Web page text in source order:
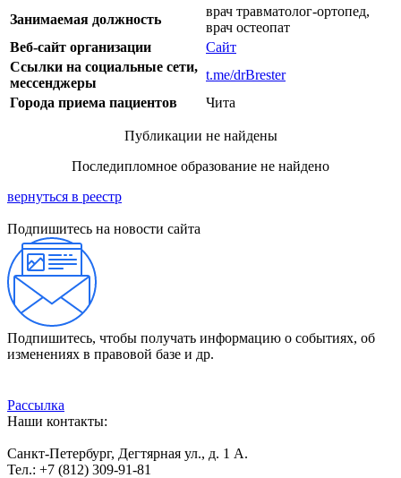
Занимаемая должность
врач травматолог-ортопед,
врач остеопат
Веб-сайт организации
Сайт
Ссылки на социальные сети,
мессенджеры
t.me/drBrester
Города приема пациентов
Чита
Публикации не найдены
Последипломное образование не найдено
вернуться в реестр
Подпишитесь на новости сайта
Подпишитесь, чтобы получать информацию о событиях, об
изменениях в правовой базе и др.
Рассылка
Наши контакты:
Санкт-Петербург, Дегтярная ул., д. 1 А.
Тел.: +7 (812) 309-91-81